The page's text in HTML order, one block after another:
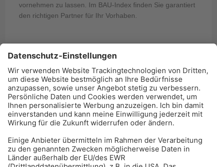
vornehmen zu lassen. Im BAU-Index finden Sie garantiert
den richtigen Partner für Ihr Vorhaben.
BAU-Index Newsletter
Erhalten Sie regelmäßig Benachrichtigungen zu den
Zur Anmeldung